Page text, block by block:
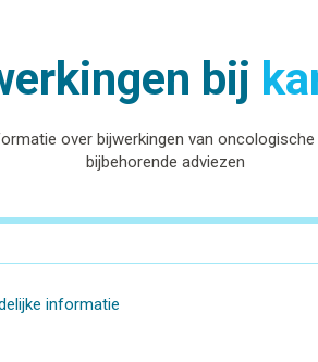
bij
over bijwerkingen van
bijbehorende adviezen
informatie